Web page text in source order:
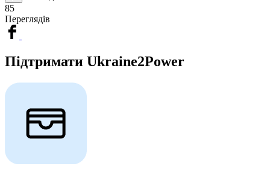
85
Переглядів
Підтримати Ukraine2Power